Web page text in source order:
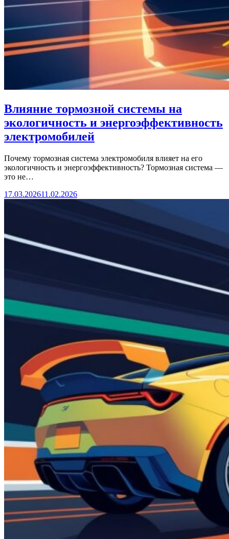
Влияние тормозной системы на
экологичность и энергоэффективность
электромобилей
Почему тормозная система электромобиля влияет на его
экологичность и энергоэффективность? Тормозная система —
это не…
17.03.202611.02.2026